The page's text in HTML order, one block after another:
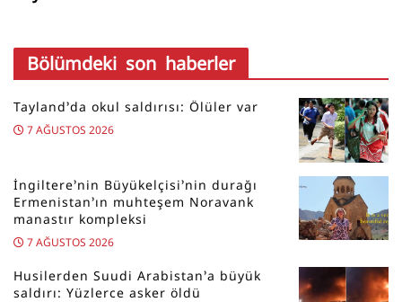
Bölümdeki son haberler
Tayland’da okul saldırısı: Ölüler var
7 AĞUSTOS 2026
İngiltere’nin Büyükelçisi’nin durağı
Ermenistan’ın muhteşem Noravank
manastır kompleksi
7 AĞUSTOS 2026
Husilerden Suudi Arabistan’a büyük
saldırı: Yüzlerce asker öldü